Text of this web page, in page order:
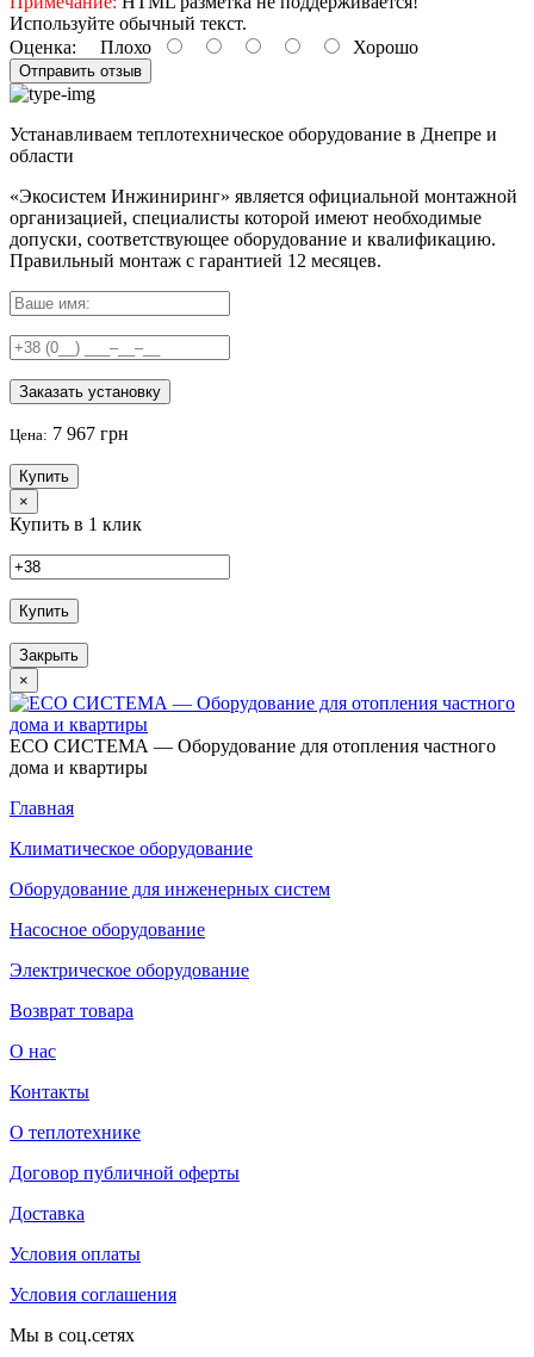
Используйте обычный текст.
Оценка: Плохо Хорошо
Отправить отзыв
Устанавливаем теплотехническое оборудование в Днепре и
области
«Экосистем Инжиниринг» является официальной монтажной
организацией, специалисты которой имеют необходимые
допуски, соответствующее оборудование и квалификацию.
Правильный монтаж с гарантией 12 месяцев.
Заказать установку
Цена: 7 967 грн
Купить
×
Купить в 1 клик
Купить
Закрыть
×
ECO СИСТЕМА — Оборудование для отопления частного
дома и квартиры
Главная
Климатическое оборудование
Оборудование для инженерных систем
Насосное оборудование
Электрическое оборудование
Возврат товара
О нас
Контакты
О теплотехнике
Договор публичной оферты
Доставка
Условия оплаты
Условия соглашения
Мы в соц.сетях